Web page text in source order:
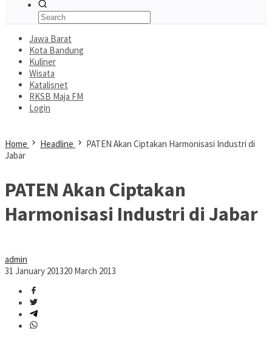
Jawa Barat
Kota Bandung
Kuliner
Wisata
Katalisnet
RKSB Maja FM
Login
Home Headline
PATEN Akan Ciptakan Harmonisasi Industri di
Jabar
PATEN Akan Ciptakan
Harmonisasi Industri di Jabar
admin
31 January 201320 March 2013